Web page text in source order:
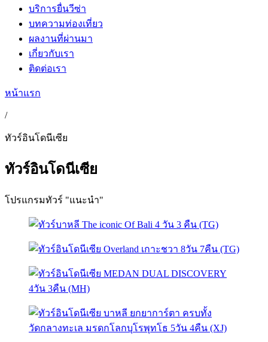
บริการยื่นวีซ่า
บทความท่องเที่ยว
ผลงานที่ผ่านมา
เกี่ยวกับเรา
ติดต่อเรา
หน้าแรก
/
ทัวร์อินโดนีเซีย
ทัวร์อินโดนีเซีย
โปรแกรมทัวร์ "แนะนำ"